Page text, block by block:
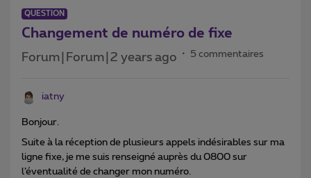
QUESTION
Changement de numéro de fixe
Forum|Forum|2 years ago 5 commentaires
iatny
Bonjour.
Suite à la réception de plusieurs appels indésirables sur ma
ligne fixe, je me suis renseigné auprès du 0800 sur
l’éventualité de changer mon numéro.